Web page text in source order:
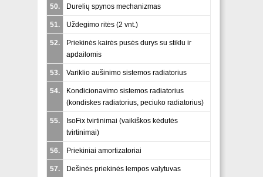
50. Durelių spynos mechanizmas
51. Uždegimo ritės (2 vnt.)
52.
Priekinės kairės pusės durys su stiklu ir
apdailomis
53. Variklio aušinimo sistemos radiatorius
54.
Kondicionavimo sistemos radiatorius
(kondiskes radiatorius, peciuko radiatorius)
55. IsoFix tvirtinimai (vaikiškos kėdutės
tvirtinimai)
56. Priekiniai amortizatoriai
57. Dešinės priekinės lempos valytuvas